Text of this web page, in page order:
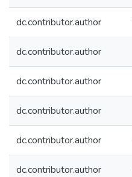
dc.contributor.author
dc.contributor.author
dc.contributor.author
dc.contributor.author
dc.contributor.author
dc.contributor.author